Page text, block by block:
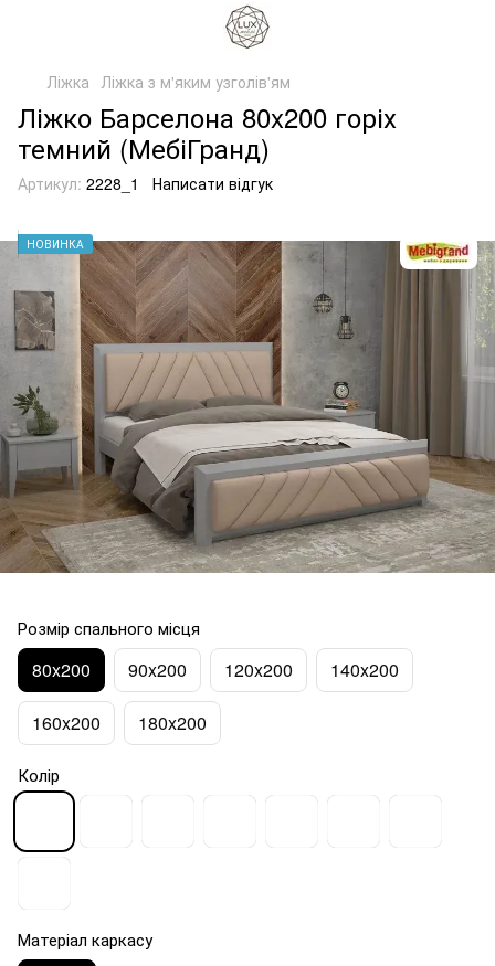
Ліжка Ліжка з м'яким узголів'ям
Ліжко Барселона 80x200 горіх
темний (МебіГранд)
Артикул: 2228_1 Написати відгук
НОВИНКА
Розмір спального місця
80x200 90x200 120x200 140x200
160x200 180x200
Колір
Матеріал каркасу